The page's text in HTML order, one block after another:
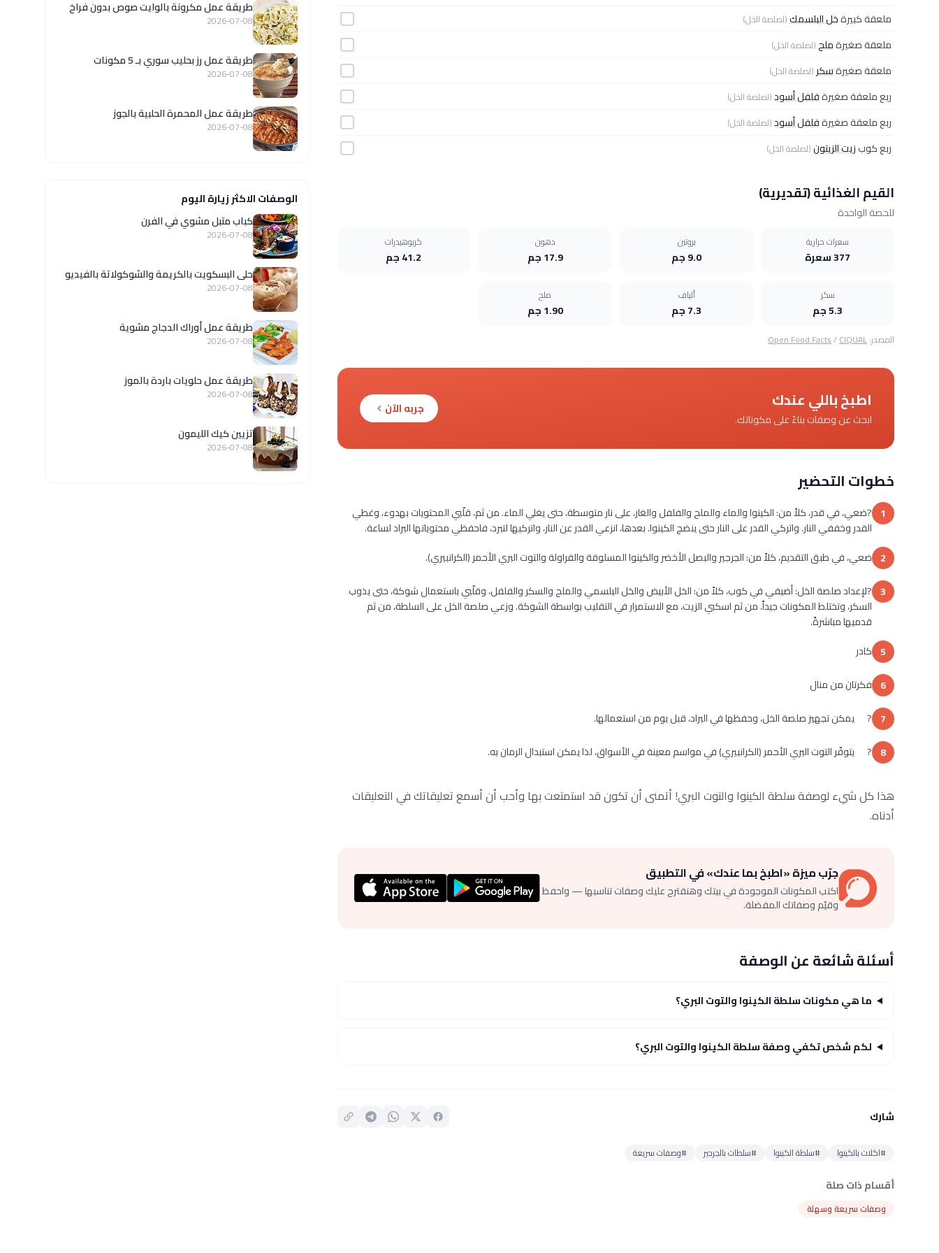
ملعقة كبيرةخل البلسمك(لصلصة الخل)
ملعقة صغيرةملح(لصلصة الخل)
ملعقة صغيرةسكر (لصلصة الخل)
ربع ملعقة صغيرةفلفل أسود(لصلصة الخل)
ربع ملعقة صغيرةفلفل أسود(لصلصة الخل)
ربع كوبزيت الزيتون(لصلصة الخل)
القيم الغذائية (تقديرية)
للحصة الواحدة
سعرات حرارية
377 سعرة
بروتين
9.0 جم
دهون
17.9 جم
كربوهيدرات
41.2 جم
سكر
5.3 جم
ألياف
7.3 جم
ملح
1.90 جم
المصدر: Open Food Facts/CIQUAL
اطبخ باللي عندك
ابحث عن وصفات بناءً على مكوناتك.
جربه الآن
خطوات التحضير
1 ?ضعي، في قدر، كلاً من: الكينوا والماء والملح والفلفل والغار، على نار متوسطة، حتى يغلي الماء. من ثم، قلّبي المحتويات بهدوء، وغطي
القدر وخففي النار. واتركي القدر على النار حتى ينضج الكينوا. بعدها، انزعي القدر عن النار، واتركيها لتبرد، فاحفظي محتوياتها البراد لساعة.
2 ضعي، في طبق التقديم، كلاً من: الجرجير والبصل الأخضر والكينوا المسلوقة والفراولة والتوت البري الأحمر (الكرانبيري).
3 ?لإعداد صلصة الخل: أضيفي في كوب، كلاً من: الخل الأبيض والخل البلسمي والملح والسكر والفلفل، وقلّبي باستعمال شوكة، حتى يذوب
السكر، وتختلط المكونات جيداً. من ثم اسكبي الزيت، مع الاستمرار في التقليب بواسطة الشوكة. وزعي صلصة الخل على السلطة، من ثم
قدميها مباشرةً.
5 كادر
6 فكرتان من منال
7 ? يمكن تجهيز صلصة الخل، وحفظها في البراد، قبل يوم من استعمالها.
8 ? يتوفّر التوت البري الأحمر (الكرانبيري) في مواسم معينة في الأسواق، لذا يمكن استبدال الرمان به.
هذا كل شيء لوصفة سلطة الكينوا والتوت البري! أتمنى أن تكون قد استمتعت بها وأحب أن أسمع تعليقاتك في التعليقات
أدناه.
جرّب ميزة «اطبخ بما عندك» في التطبيق
اكتب المكونات الموجودة في بيتك وهنقترح عليك وصفات تناسبها — واحفظ
وقيّم وصفاتك المفضلة.
أسئلة شائعة عن الوصفة
ما هي مكونات سلطة الكينوا والتوت البري؟
لكم شخص تكفي وصفة سلطة الكينوا والتوت البري؟
شارك
#اكلات بالكينوا #سلطة الكينوا #سلطات بالجرجير #وصفات سريعة
أقسام ذات صلة
وصفات سريعة وسهلة
طريقة عمل مكرونة بالوايت صوص بدون فراخ
2026-07-08
طريقة عمل رز بحليب سوري بـ 5 مكونات
2026-07-08
طريقة عمل المحمرة الحلبية بالجوز
2026-07-08
الوصفات الاكثر زيارة اليوم
كباب متبل مشوي في الفرن
2026-07-08
حلى البسكويت بالكريمة والشوكولاتة بالفيديو
2026-07-08
طريقة عمل أوراك الدجاج مشوية
2026-07-08
طريقة عمل حلويات باردة بالموز
2026-07-08
تزيين كيك الليمون
2026-07-08